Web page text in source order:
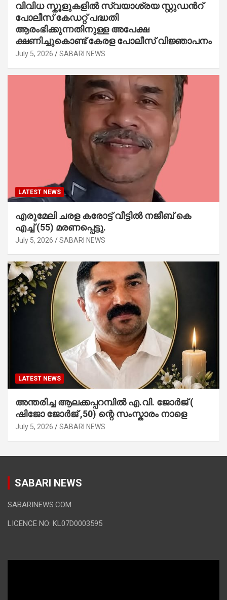
വിവിധ സ്കൂളുകളില്‍ സ്വയാശ്രയ സ്റ്റുഡന്‍റ്
പോലീസ് കേഡറ്റ് പദ്ധതി
ആരംഭിക്കുന്നതിനുള്ള അപേക്ഷ
ക്ഷണിച്ചുകൊണ്ട് കേരള പോലീസ് വിജ്ഞാപനം
July 5, 2026 SABARI NEWS
LATEST NEWS
എരുമേലി ചരള കരോട്ട് വീട്ടിൽ നജീബ് കെ
എച്ച് (55) മരണപ്പെട്ടു.
July 5, 2026 SABARI NEWS
LATEST NEWS
അന്തരിച്ച ആ​ല​ക്ക​പ്പ​റമ്പിൽ​ എ.​വി. ജോ​ർ​ജ് (
ഷിജോ ജോർജ് ,50) ന്റെ സംസ്കാരം നാളെ
July 5, 2026 SABARI NEWS
SABARI NEWS
SABARINEWS.COM
LICENCE NO: KL07D0003595